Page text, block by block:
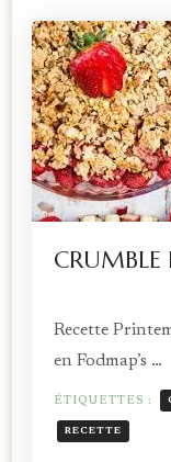
CRUMBLE
Recette
en Fodmap’s …
ÉTIQUETTES :
RECETTE